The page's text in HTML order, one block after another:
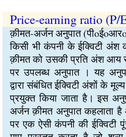
Price-earning ratio (P/
क़ीमत-अर्जन अनुपात
किसी भी कंपनी के ईक्विटी अंश
क़ीमत को उसकी प्रति अंश आय
पर उपलब्ध अनुपात । यह
द्वारा संबंधित ईक्विटी अंशों के
प्रयुक्त किया जाता है। इस
अर्जन क़ीमत अनुपात कहलाता है
पर एक ऐसी कंपनी की ईक्विटी